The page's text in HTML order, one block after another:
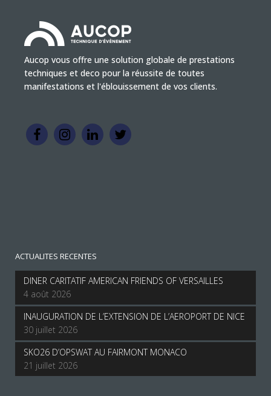
Aucop vous offre une solution globale de prestations
techniques et deco pour la réussite de toutes
manifestations et l'éblouissement de vos clients.
ACTUALITES RECENTES
DINER CARITATIF AMERICAN FRIENDS OF VERSAILLES
4 août 2026
INAUGURATION DE L’EXTENSION DE L’AEROPORT DE NICE
30 juillet 2026
SKO26 D’OPSWAT AU FAIRMONT MONACO
21 juillet 2026